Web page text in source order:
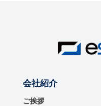
会社紹介
ご挨拶